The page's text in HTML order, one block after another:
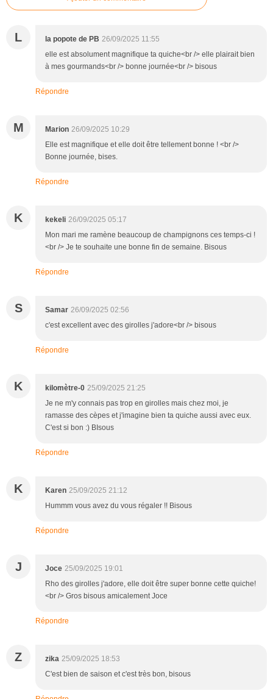
L la popote de PB 26/09/2025 11:55
elle est absolument magnifique ta quiche<br /> elle plairait bien
à mes gourmands<br /> bonne journée<br /> bisous
Répondre
M Marion 26/09/2025 10:29
Elle est magnifique et elle doit être tellement bonne ! <br />
Bonne journée, bises.
Répondre
K kekeli 26/09/2025 05:17
Mon mari me ramène beaucoup de champignons ces temps-ci !
<br /> Je te souhaite une bonne fin de semaine. Bisous
Répondre
S Samar 26/09/2025 02:56
c'est excellent avec des girolles j'adore<br /> bisous
Répondre
K kilomètre-0 25/09/2025 21:25
Je ne m'y connais pas trop en girolles mais chez moi, je
ramasse des cèpes et j'imagine bien ta quiche aussi avec eux.
C'est si bon :) BIsous
Répondre
K Karen 25/09/2025 21:12
Hummm vous avez du vous régaler !! Bisous
Répondre
J Joce 25/09/2025 19:01
Rho des girolles j'adore, elle doit être super bonne cette quiche!
<br /> Gros bisous amicalement Joce
Répondre
Z zika 25/09/2025 18:53
C'est bien de saison et c'est très bon, bisous